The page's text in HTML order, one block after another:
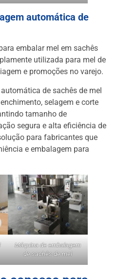
automática de
embalar mel em sachês
utilizada para mel de
e promoções no varejo.
de sachês de mel
selagem e corte
tamanho de
segura e alta eficiência de
para fabricantes que
e embalagem para
Máquina de embalagem
de sachês de mel